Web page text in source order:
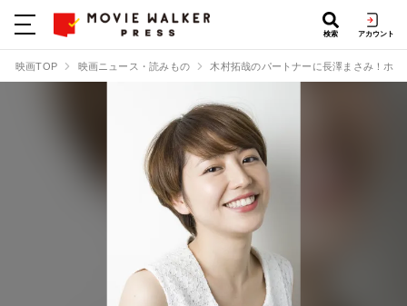
検索 アカウント
映画TOP 映画ニュース・読みもの 木村拓哉のパートナーに長澤まさみ！ホ